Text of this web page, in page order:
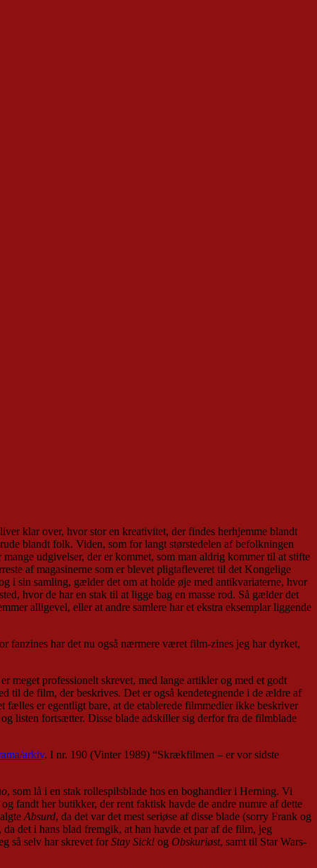
klar over, hvor stor en kreativitet, der findes herhjemme blandt
blandt folk. Viden, som for langt størstedelen af befolkningen
udgivelser, der er kommet, som man aldrig kommer til at stifte
af magasinerne som er blevet pligtafleveret til det Kongelige
i sin samling, gælder det om at holde øje med antikvariaterne, hvor
hvor de har en stak til at ligge bag en masse rod. Så gælder det
alligevel, eller at andre samlere har et ekstra eksemplar liggende
fanzines har det nu også nærmere været film-zines jeg har dyrket,
meget professionelt skrevet, med lange artikler og med et godt
til de film, der beskrives. Det er også kendetegnende i de ældre af
fælles er egentligt bare, at de etablerede filmmedier ikke beskriver
listen fortsætter. Disse blade adskiller sig derfor fra de filmblade
arkiv. I nr. 190 (Vinter 1989) “Skrækfilmen – er vor sidste
, som lå i en stak rollespilsblade hos en boghandler i Herning. Vi
fandt her butikker, der rent faktisk havde de andre numre af dette
Absurd, da det var det mest seriøse af disse blade (sorry Frank og
, da det i hans blad fremgik, at han havde et par af de film, jeg
så selv har skrevet forStay Sick! og Obskuriøst, samt til Star Wars-